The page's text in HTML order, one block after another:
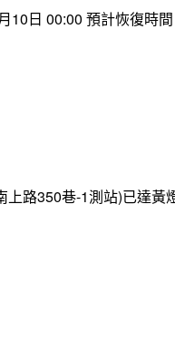
10日 00:00 預計恢復時
路350巷-1測站)已達黃